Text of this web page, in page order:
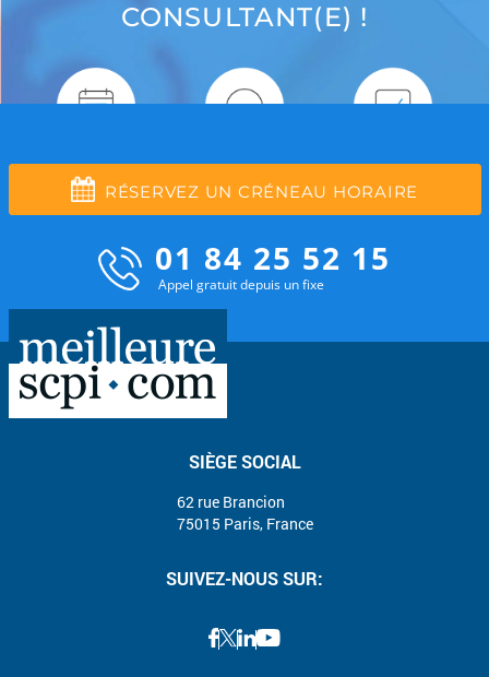
CONSULTANT(E) !
RÉSERVEZ UN CRÉNEAU HORAIRE
01 84 25 52 15
Appel gratuit depuis un fixe
SIÈGE SOCIAL
62 rue Brancion
75015 Paris, France
SUIVEZ-NOUS SUR: